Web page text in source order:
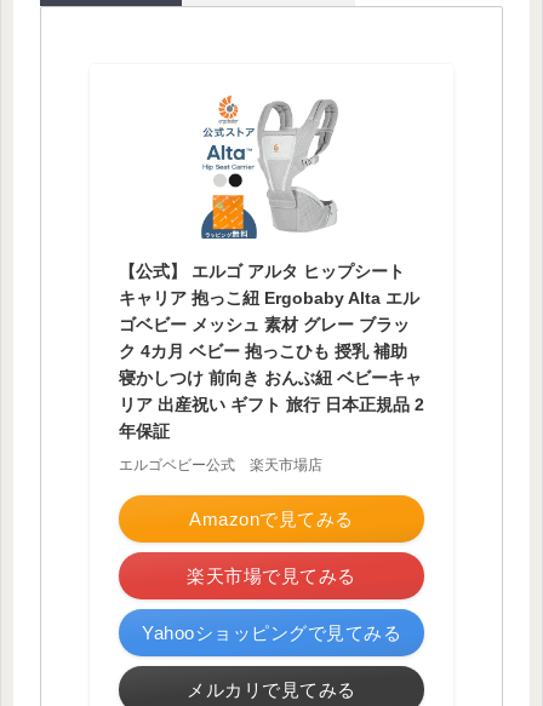
【公式】 エルゴ アルタ ヒップシート
キャリア 抱っこ紐 Ergobaby Alta エル
ゴベビー メッシュ 素材 グレー ブラッ
ク 4カ月 ベビー 抱っこひも 授乳 補助
寝かしつけ 前向き おんぶ紐 ベビーキャ
リア 出産祝い ギフト 旅行 日本正規品 2
年保証
エルゴベビー公式 楽天市場店
Amazonで見てみる
楽天市場で見てみる
Yahooショッピングで見てみる
メルカリで見てみる